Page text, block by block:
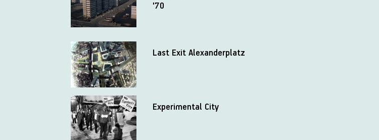
'70
Last Exit Alexanderplatz
Experimental City